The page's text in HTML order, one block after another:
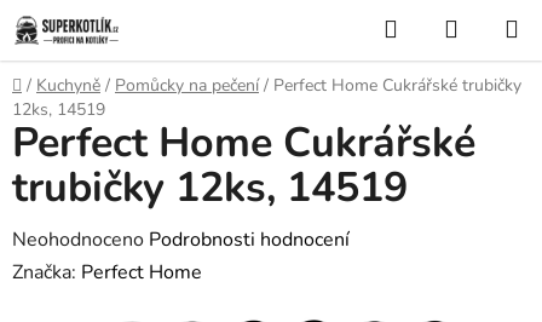
Přejít
na
obsah
Hledat
KOŠÍK
Domů
/ Kuchyně / Pomůcky na pečení / Perfect Home Cukrářské trubičky
12ks, 14519
Perfect Home Cukrářské
trubičky 12ks, 14519
Průměrné
hodnocení
Neohodnoceno Podrobnosti hodnocení
Značka: Perfect Home